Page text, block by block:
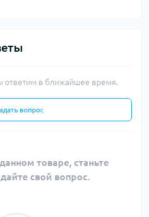
ответим в ближайшее время.
вопрос
товаре, станьте
свой вопрос.